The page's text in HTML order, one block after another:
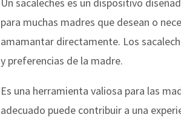
para muchas madres que desean o
amamantar directamente. Los
y preferencias de la madre.
Es una herramienta valiosa para las
adecuado puede contribuir a una